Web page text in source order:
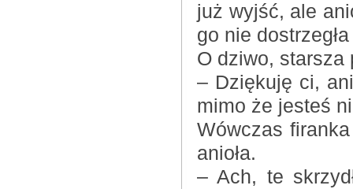
już wyjść, ale
go nie
O dziwo, starsza
– Dziękuję ci,
mimo że jesteś
Wówczas firanka
anioła.
– Ach, te